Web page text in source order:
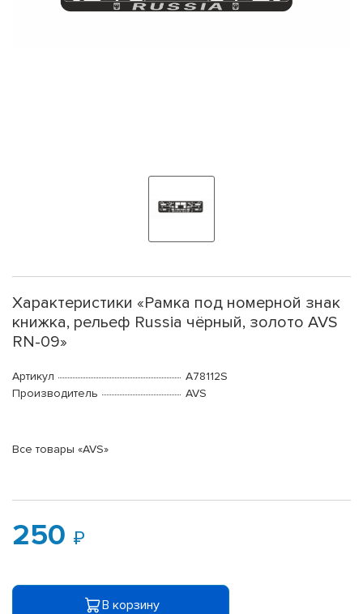
Характеристики «Рамка под номерной знак
книжка, рельеф Russia чёрный, золото AVS
RN-09»
Артикул
A78112S
Производитель
AVS
Все товары «AVS»
250
В корзину